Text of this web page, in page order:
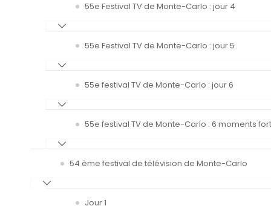
55e Festival TV de Monte-Carlo : jour 4
55e Festival TV de Monte-Carlo : jour 5
55e festival TV de Monte-Carlo : jour 6
55e festival TV de Monte-Carlo : 6 moments
54 ème festival de télévision de Monte-Carlo
Jour 1